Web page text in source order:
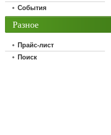
События
Разное
Прайс-лист
Поиск